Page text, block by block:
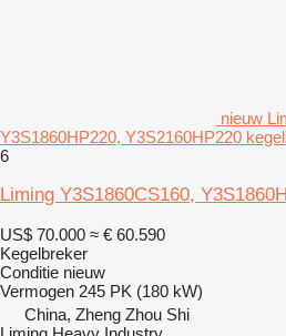
nieuw
Y3S1860HP220, Y3S2160HP220
6
Liming Y3S1860CS160,
US$ 70.000 ≈ € 60.590
Kegelbreker
Conditie nieuw
Vermogen 245 PK (180 kW)
China, Zheng Zhou Shi